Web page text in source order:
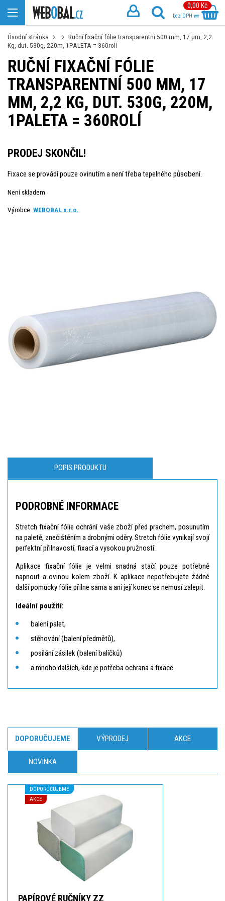
0,00 Kč
bez DPH
Úvodní stránka
Ruční fixační fólie transparentní 500 mm, 17 µm, 2,2
Kg, dut. 530g, 220m, 1PALETA = 360rolí
RUČNÍ FIXAČNÍ FÓLIE
TRANSPARENTNÍ 500 MM, 17
ΜM, 2,2 KG, DUT. 530G, 220M,
1PALETA = 360ROLÍ
PRODEJ SKONČIL!
Fixace se provádí pouze ovinutím a není třeba tepelného působení.
Není skladem
Výrobce: WEBOBAL s.r.o.
POPIS PRODUKTU
PODROBNÉ INFORMACE
Stretch fixační fólie ochrání vaše zboží před prachem, posunutím
na paletě, znečištěním a drobnými oděry. Stretch fólie vynikají svojí
perfektní přilnavostí, fixací a vysokou pružností.
Aplikace fixační fólie je velmi snadná stačí pouze potřebně
napnout a ovinou kolem zboží. K aplikace nepotřebujete žádné
další pomůcky fólie přilne sama a ani její konec se nemusí zalepit.
Ideální použití:
balení palet,
stěhování (balení předmětů),
posílání zásilek (balení balíčků)
a mnoho dalších, kde je potřeba ochrana a fixace.
DOPORUČUJEME VÝPRODEJ AKCE
NOVINKA
DOPORUČUJEME
AKCE
PAPÍROVÉ RUČNÍKY ZZ